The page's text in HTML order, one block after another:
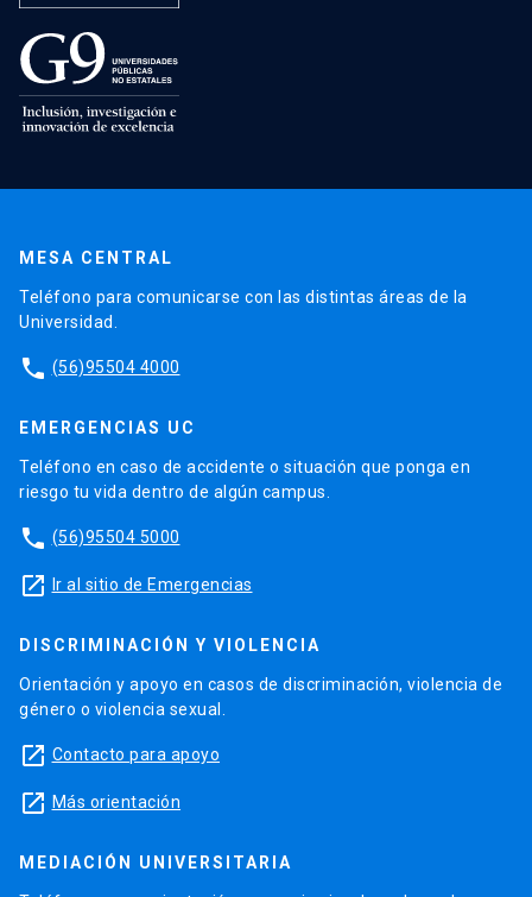
MESA CENTRAL
Teléfono para comunicarse con las distintas áreas de la
Universidad.
phone (56)95504 4000
EMERGENCIAS UC
Teléfono en caso de accidente o situación que ponga en
riesgo tu vida dentro de algún campus.
phone (56)95504 5000
launch Ir al sitio de Emergencias
DISCRIMINACIÓN Y VIOLENCIA
Orientación y apoyo en casos de discriminación, violencia de
género o violencia sexual.
launch Contacto para apoyo
launch Más orientación
MEDIACIÓN UNIVERSITARIA